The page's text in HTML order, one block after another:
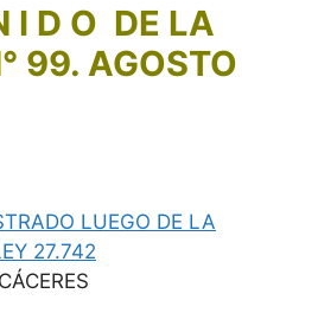
I D O DE LA
99. AGOSTO
LUEGO DE LA
27.742